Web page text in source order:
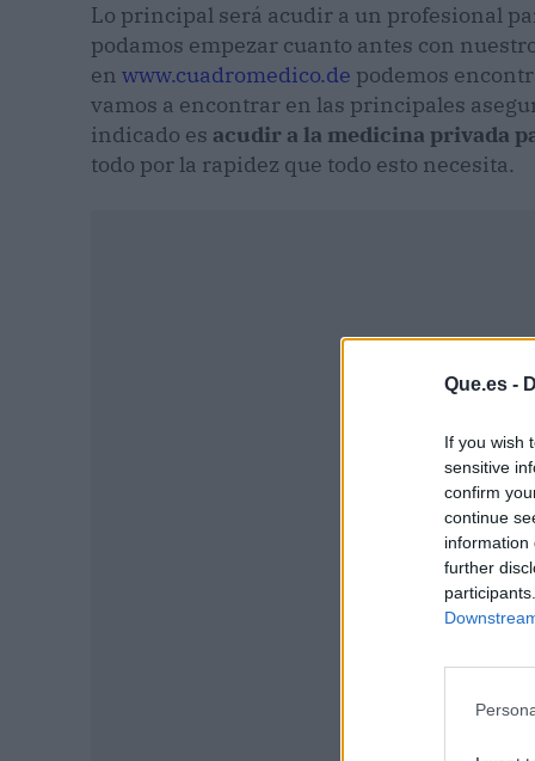
Que.es -
If you wish
sensitive
confirm
continue
information
further
Lo principal será acudir a un profesional
podamos empezar cuanto antes con
en www.cuadromedico.de podemos
vamos a encontrar en las principales
indicado es acudir a la medicina privada
todo por la rapidez que todo esto necesita.